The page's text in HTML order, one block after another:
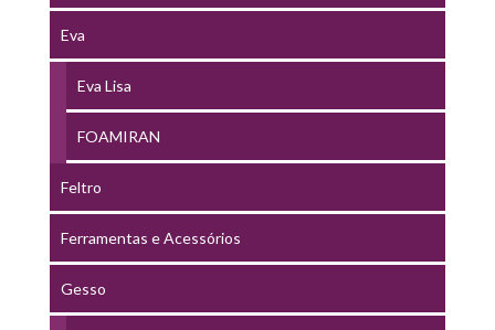
Eva
Eva Lisa
FOAMIRAN
Feltro
Ferramentas e Acessórios
Gesso